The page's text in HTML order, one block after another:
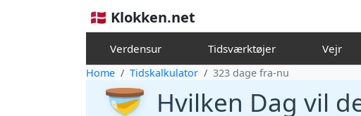
🇩🇰 Klokken.net
Verdensur Tidsværktøjer Vejr
Home Tidskalkulator 323 dage fra-nu
Hvilken Dag vil